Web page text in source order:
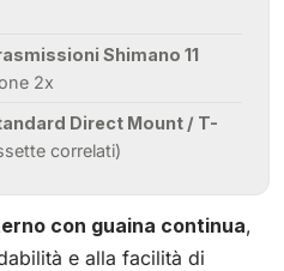
Shimano 11
2x
Direct Mount / T-
correlati)
con guaina continua,
e alla facilità di